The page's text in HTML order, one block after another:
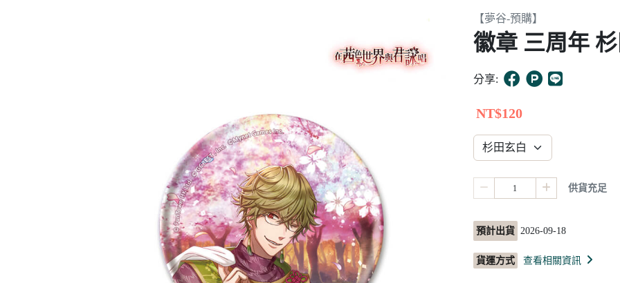
【夢谷-預購】
徽章 三周年
分享:
NT$120
供貨充足
預計出貨 2026-09-18
貨運方式 查看相關資訊